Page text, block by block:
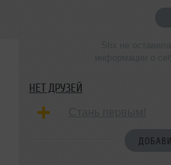
НЕТ ДРУЗЕЙ